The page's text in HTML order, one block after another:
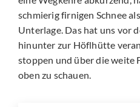
schmierig firnigen Schnee
Unterlage. Das hat uns vor
hinunter zur Höflhütte
stoppen und über die weite
oben zu schauen.